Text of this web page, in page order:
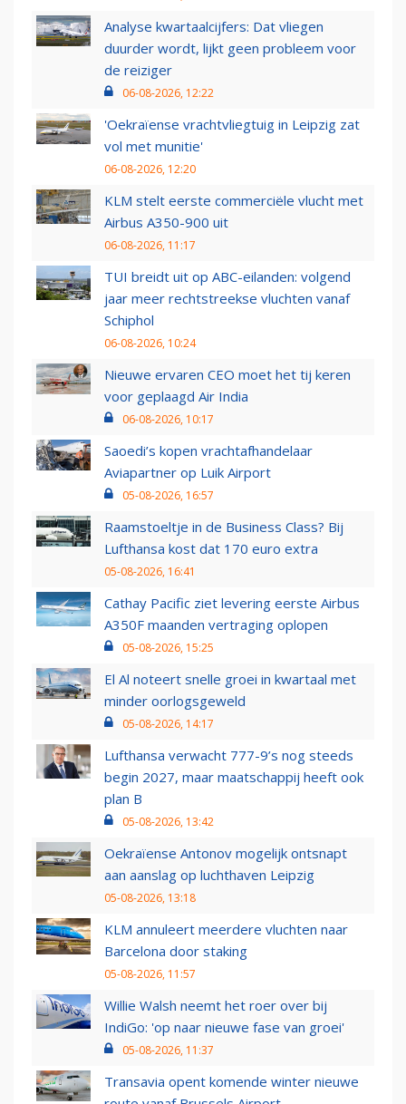
Analyse kwartaalcijfers: Dat vliegen
duurder wordt, lijkt geen probleem voor
de reiziger
06-08-2026, 12:22
'Oekraïense vrachtvliegtuig in Leipzig zat
vol met munitie'
06-08-2026, 12:20
KLM stelt eerste commerciële vlucht met
Airbus A350-900 uit
06-08-2026, 11:17
TUI breidt uit op ABC-eilanden: volgend
jaar meer rechtstreekse vluchten vanaf
Schiphol
06-08-2026, 10:24
Nieuwe ervaren CEO moet het tij keren
voor geplaagd Air India
06-08-2026, 10:17
Saoedi’s kopen vrachtafhandelaar
Aviapartner op Luik Airport
05-08-2026, 16:57
Raamstoeltje in de Business Class? Bij
Lufthansa kost dat 170 euro extra
05-08-2026, 16:41
Cathay Pacific ziet levering eerste Airbus
A350F maanden vertraging oplopen
05-08-2026, 15:25
El Al noteert snelle groei in kwartaal met
minder oorlogsgeweld
05-08-2026, 14:17
Lufthansa verwacht 777-9’s nog steeds
begin 2027, maar maatschappij heeft ook
plan B
05-08-2026, 13:42
Oekraïense Antonov mogelijk ontsnapt
aan aanslag op luchthaven Leipzig
05-08-2026, 13:18
KLM annuleert meerdere vluchten naar
Barcelona door staking
05-08-2026, 11:57
Willie Walsh neemt het roer over bij
IndiGo: 'op naar nieuwe fase van groei'
05-08-2026, 11:37
Transavia opent komende winter nieuwe